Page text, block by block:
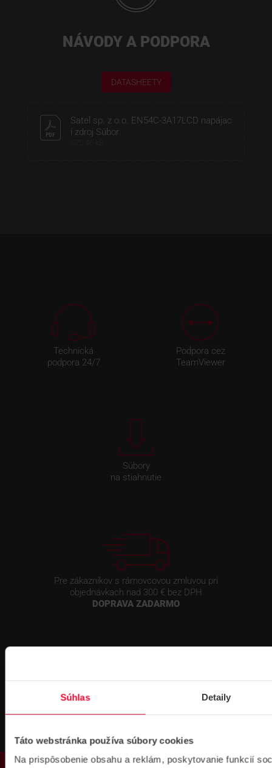
Súhlas Detaily
Táto webstránka používa súbory cookies
Na prispôsobenie obsahu a reklám, poskytovanie funkcií
NÁVODY A PODPORA
DATASHEETY
Satel sp. z o.o. EN54C-3A17LCD napájac
í zdroj Súbor
Technická
podpora 24/7
Podpora cez
TeamViewer
Súbory
na stiahnutie
Pre zákazníkov s rámovcovou zmluvou pri
objednávkach nad 300 € bez DPH
DOPRAVA ZADARMO